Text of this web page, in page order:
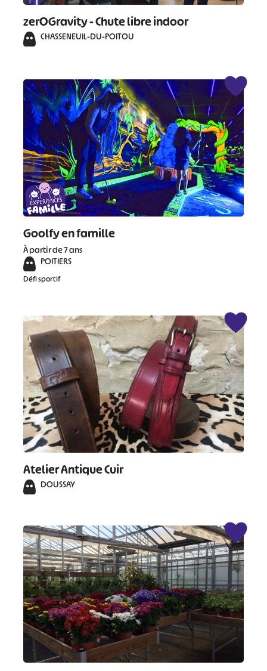
zerOGravity - Chute libre indoor
CHASSENEUIL-DU-POITOU
Goolfy en famille
À partir de 7 ans
POITIERS
Défi sportif
Atelier Antique Cuir
DOUSSAY
#
#